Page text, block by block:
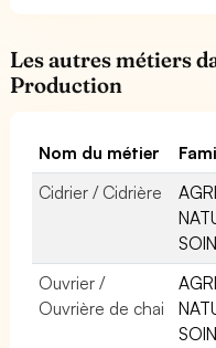
Les autres métiers
Production
Nom du métier
Cidrier / Cidrière
Ouvrier /
Ouvrière de chai